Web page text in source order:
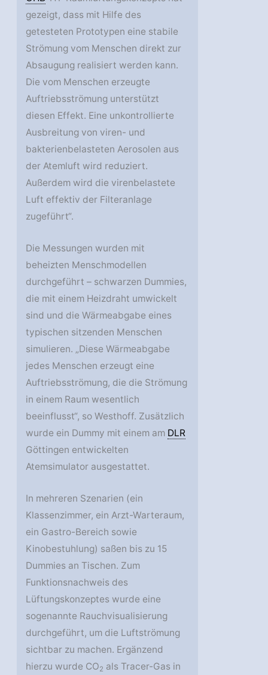
gezeigt, dass mit Hilfe des
getesteten Prototypen eine stabile
Strömung vom Menschen direkt zur
Absaugung realisiert werden kann.
Die vom Menschen erzeugte
Auftriebsströmung unterstützt
diesen Effekt. Eine unkontrollierte
Ausbreitung von viren- und
bakterienbelasteten Aerosolen aus
der Atemluft wird reduziert.
Außerdem wird die virenbelastete
Luft effektiv der Filteranlage
zugeführt“.
Die Messungen wurden mit
beheizten Menschmodellen
durchgeführt – schwarzen Dummies,
die mit einem Heizdraht umwickelt
sind und die Wärmeabgabe eines
typischen sitzenden Menschen
simulieren. „Diese Wärmeabgabe
jedes Menschen erzeugt eine
Auftriebsströmung, die die Strömung
in einem Raum wesentlich
beeinflusst“, so Westhoff. Zusätzlich
wurde ein Dummy mit einem am DLR
Göttingen entwickelten
Atemsimulator ausgestattet.
In mehreren Szenarien (ein
Klassenzimmer, ein Arzt-Warteraum,
ein Gastro-Bereich sowie
Kinobestuhlung) saßen bis zu 15
Dummies an Tischen. Zum
Funktionsnachweis des
Lüftungskonzeptes wurde eine
sogenannte Rauchvisualisierung
durchgeführt, um die Luftströmung
sichtbar zu machen. Ergänzend
hierzu wurde CO2 als Tracer-Gas in